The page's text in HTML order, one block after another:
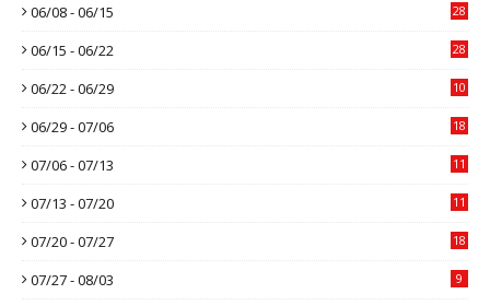
06/08 - 06/15 28
06/15 - 06/22 28
06/22 - 06/29 10
06/29 - 07/06 18
07/06 - 07/13 11
07/13 - 07/20 11
07/20 - 07/27 18
07/27 - 08/03 9